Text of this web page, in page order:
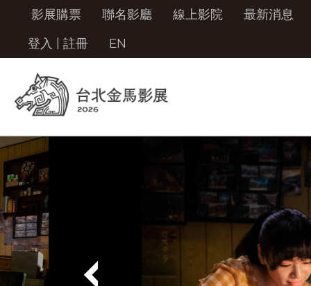
影展購票 聯名影廳 線上影院
最新消息
登入
註冊 EN